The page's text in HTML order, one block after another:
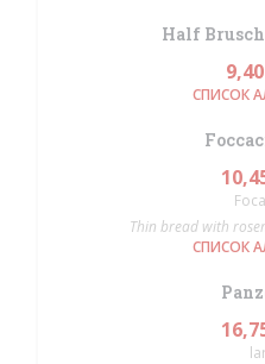
Half
СПИСОК
Thin bread with
СПИСОК